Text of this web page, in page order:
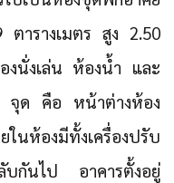
ารางเมตร สูง 2.50
นั่งเล่น ห้องน้ำ และ
จุด คือ หน้าต่างห้อง
ห้องมีทั้งเครื่องปรับ
ลับกันไป อาคารตั้งอยู่